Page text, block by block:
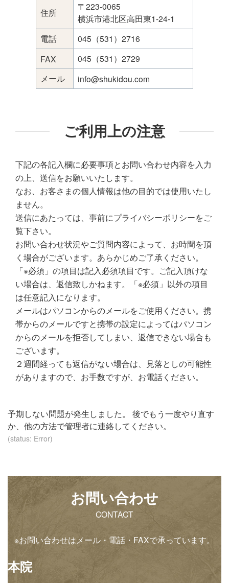
住所
〒223-0065
横浜市港北区高田東1-24-1
電話
045（531）2716
FAX
045（531）2729
メール
info@shukidou.com
ご利用上の注意
下記の各記入欄に必要事項とお問い合わせ内容を入力
の上、送信をお願いいたします。
なお、お客さまの個人情報は他の目的では使用いたし
ません。
送信にあたっては、事前にプライバシーポリシーをご
覧下さい。
お問い合わせ状況やご質問内容によって、お時間を頂
く場合がございます。あらかじめご了承ください。
「※必須」の項目は記入必須項目です。ご記入頂けな
い場合は、返信致しかねます。「※必須」以外の項目
は任意記入になります。
メールはパソコンからのメールをご使用ください。携
帯からのメールですと携帯の設定によってはパソコン
からのメールを拒否してしまい、返信できない場合も
ございます。
２週間経っても返信がない場合は、見落としの可能性
がありますので、お手数ですが、お電話ください。
予期しない問題が発生しました。 後でもう一度やり直す
か、他の方法で管理者に連絡してください。
(status: Error)
お問い合わせ
CONTACT
※お問い合わせはメール・電話・FAXで承っています。
本院